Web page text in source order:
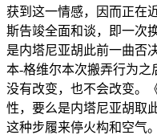
获到这一情感，因而正在
斯告竣全面和谈，即一次
是内塔尼亚胡此前一曲否
本-格维尔本次搬弄行为
没有改变，也不会改变。
性，要么是内塔尼亚胡取
这种步履来停火构和空气